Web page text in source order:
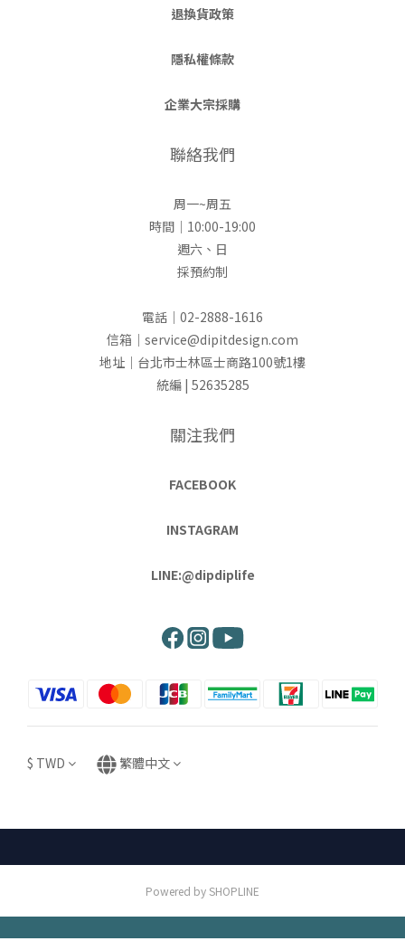
退換貨政策
隱私權條款
企業大宗採購
聯絡我們
周一~周五
時間｜10:00-19:00
週六、日
採預約制
電話｜02-2888-1616
信箱｜service@dipitdesign.com
地址｜台北市士林區士商路100號1樓
統編 | 52635285
關注我們
FACEBOOK
INSTAGRAM
LINE:@dipdiplife
$ TWD 繁體中文
Powered by SHOPLINE